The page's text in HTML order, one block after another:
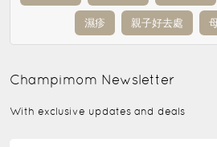
濕疹 親子好去處
Champimom Newsletter
With exclusive updates and deals